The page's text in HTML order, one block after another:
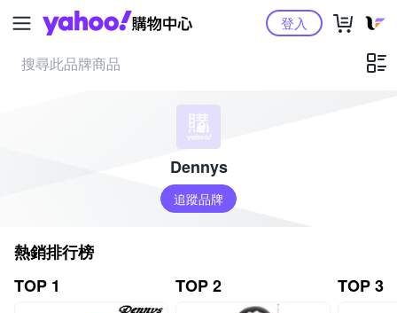
Yahoo購物中心登入
Dennys
追蹤品牌
熱銷排行榜
TOP 1
TOP 2 TOP 3